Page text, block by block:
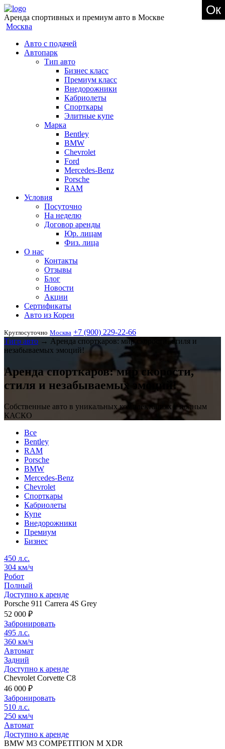
Аренда спортивных и премиум авто в Москве
Москва
Авто с подачей
Автопарк
Тип авто
Бизнес класс
Премиум класс
Внедорожники
Кабриолеты
Спорткары
Элитные купе
Марка
Bentley
BMW
Chevrolet
Ford
Mercedes-Benz
Porsche
RAM
Условия
Посуточно
На неделю
Договор аренды
Юр. лицам
Физ. лица
О нас
Контакты
Отзывы
Блог
Новости
Акции
Сертификаты
Авто из Кореи
Круглосуточно Москва +7 (900) 229-22-66
Тигр авто → Аренда спорткаров: мир скорости, стиля и
незабываемых эмоций!
Аренда спорткаров: мир скорости,
стиля и незабываемых эмоций!
Собственные авто в уникальных комплектациях с полным
КАСКО
Все
Bentley
RAM
Porsche
BMW
Mercedes-Benz
Chevrolet
Спорткары
Кабриолеты
Купе
Внедорожники
Премиум
Бизнес
450 л.с.
304 км/ч
Робот
Полный
Доступно к аренде
Porsche 911 Carrera 4S Grey
52 000 ₽
Забронировать
495 л.с.
360 км/ч
Автомат
Задний
Доступно к аренде
Chevrolet Corvette C8
46 000 ₽
Забронировать
510 л.с.
250 км/ч
Автомат
Доступно к аренде
BMW М3 COMPETITION M XDR
Ок